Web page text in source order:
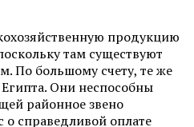
продукцию
там существуют
По большому счету, те же
Они неспособны
районное звено
справедливой оплате